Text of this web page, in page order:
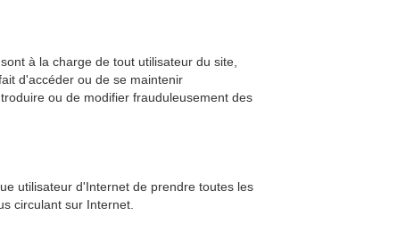
à la charge de tout utilisateur du site,
d'accéder ou de se maintenir
ou de modifier frauduleusement des
utilisateur d'Internet de prendre toutes les
circulant sur Internet.